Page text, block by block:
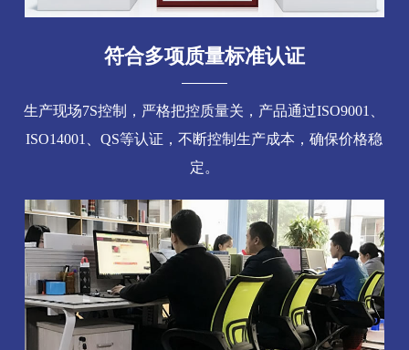
符合多项质量标准认证
生产现场7S控制，严格把控质量关，产品通过ISO9001、
ISO14001、QS等认证，不断控制生产成本，确保价格稳
定。